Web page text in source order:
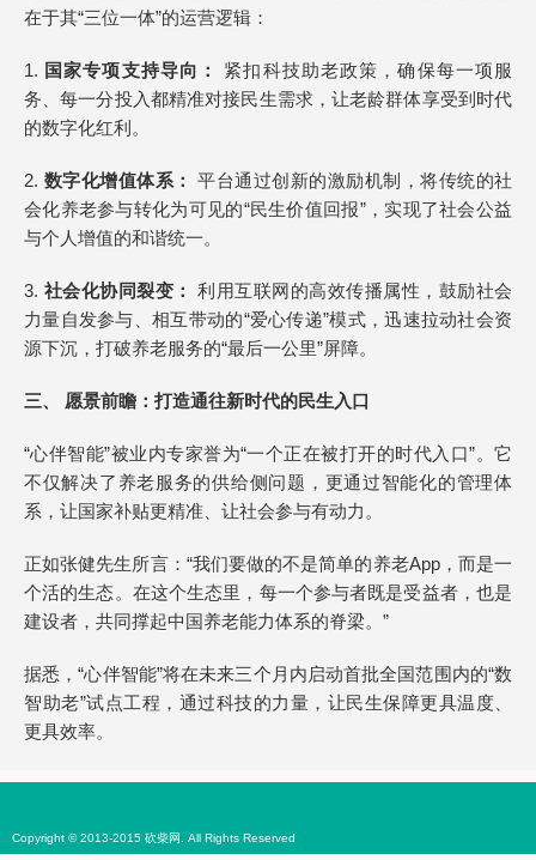
在于其“三位一体”的运营逻辑：
1. 国家专项支持导向：
紧扣科技助老政策，确保每一项服
务、每一分投入都精准对接民生需求，让老龄群体享受到时代
的数字化红利。
2. 数字化增值体系：
平台通过创新的激励机制，将传统的社
会化养老参与转化为可见的“民生价值回报”，实现了社会公益
与个人增值的和谐统一。
3. 社会化协同裂变：
利用互联网的高效传播属性，鼓励社会
力量自发参与、相互带动的“爱心传递”模式，迅速拉动社会资
源下沉，打破养老服务的“最后一公里”屏障。
三、 愿景前瞻：打造通往新时代的民生入口
“心伴智能”被业内专家誉为“一个正在被打开的时代入口”。它
不仅解决了养老服务的供给侧问题，更通过智能化的管理体
系，让国家补贴更精准、让社会参与有动力。
正如张健先生所言：“我们要做的不是简单的养老App，而是一
个活的生态。在这个生态里，每一个参与者既是受益者，也是
建设者，共同撑起中国养老能力体系的脊梁。”
据悉，“心伴智能”将在未来三个月内启动首批全国范围内的“数
智助老”试点工程，通过科技的力量，让民生保障更具温度、
更具效率。
Copyright © 2013-2015 砍柴网. All Rights Reserved